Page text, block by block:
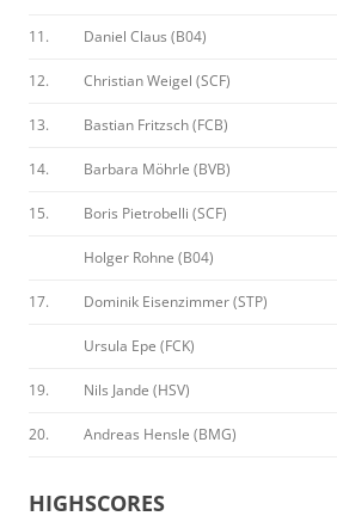
11. Daniel Claus (B04)
12. Christian Weigel (SCF)
13. Bastian Fritzsch (FCB)
14. Barbara Möhrle (BVB)
15. Boris Pietrobelli (SCF)
Holger Rohne (B04)
17. Dominik Eisenzimmer (STP)
Ursula Epe (FCK)
19. Nils Jande (HSV)
20. Andreas Hensle (BMG)
HIGHSCORES